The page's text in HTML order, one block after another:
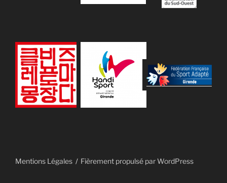
Mentions Légales Fièrement propulsé par WordPress